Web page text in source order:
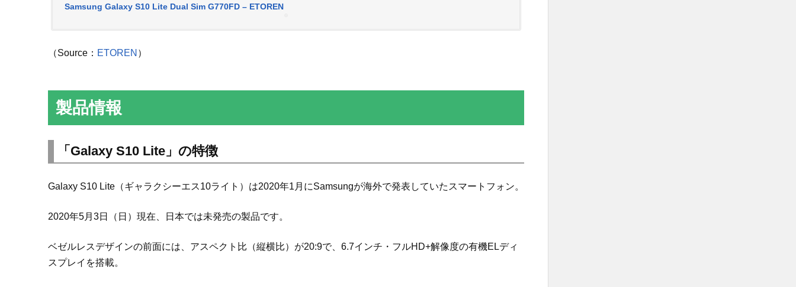
Samsung Galaxy S10 Lite Dual Sim G770FD – ETOREN
（Source： ETOREN ）
製品情報
「Galaxy S10 Lite」の特徴
Galaxy S10 Lite（ギャラクシーエス10ライト）は2020年1月にSamsungが海外で発表していたスマートフォン。
2020年5月3日（日）現在、日本では未発売の製品です。
ベゼルレスデザインの前面には、アスペクト比（縦横比）が20:9で、6.7インチ・フルHD+解像度の有機ELディ
スプレイを搭載。